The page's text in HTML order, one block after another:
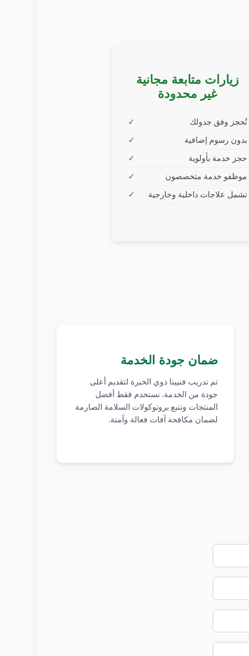
زيارات متابعة مجانية
غير محدودة
تُحجز وفق جدولك
بدون رسوم إضافية
حجز خدمة بأولوية
موظفو خدمة متخصصون
تشمل علاجات داخلية وخارجية
ضمان جودة الخدمة
تم تدريب فنيينا ذوي الخبرة لتقديم أعلى
جودة من الخدمة. نستخدم فقط أفضل
المنتجات ونتبع بروتوكولات السلامة الصارمة
لضمان مكافحة آفات فعالة وآمنة.